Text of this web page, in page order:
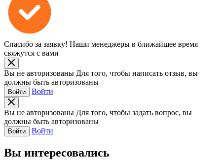
Спасибо за заявку! Наши менеджеры в ближайшее время
свяжутся с вами
Вы не авторизованы Для того, чтобы написать отзыв, вы
должны быть авторизованы
Войти Войти
Вы не авторизованы Для того, чтобы задать вопрос, вы
должны быть авторизованы
Войти Войти
Вы интересовались